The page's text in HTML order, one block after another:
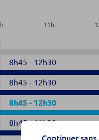
h 11 h
8h45 - 12h30
8h45 - 12h30
8h45 - 12h30
8h45-12h30
Continuer